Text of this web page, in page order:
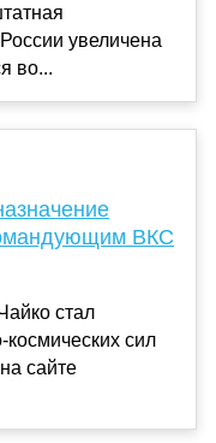
увеличена
во...
ВКС
стал
сил
сайте